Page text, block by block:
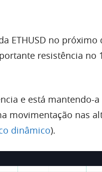
ETHUSD no próximo
resistência no
e está mantendo-
movimentação nas
dinâmico).